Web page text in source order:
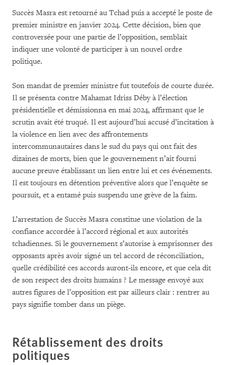
Succès Masra est retourné au Tchad puis a accepté le poste de
premier ministre en janvier 2024. Cette décision, bien que
controversée pour une partie de l’opposition, semblait
indiquer une volonté de participer à un nouvel ordre
politique.
Son mandat de premier ministre fut toutefois de courte durée.
Il se présenta contre Mahamat Idriss Déby à l’élection
présidentielle et démissionna en mai 2024, affirmant que le
scrutin avait été truqué. Il est aujourd’hui accusé d’incitation à
la violence en lien avec des affrontements
intercommunautaires dans le sud du pays qui ont fait des
dizaines de morts, bien que le gouvernement n’ait fourni
aucune preuve établissant un lien entre lui et ces événements.
Il est toujours en détention préventive alors que l’enquête se
poursuit, et a entamé puis suspendu une grève de la faim.
L’arrestation de Succès Masra constitue une violation de la
confiance accordée à l’accord régional et aux autorités
tchadiennes. Si le gouvernement s’autorise à emprisonner des
opposants après avoir signé un tel accord de réconciliation,
quelle crédibilité ces accords auront-ils encore, et que cela dit
de son respect des droits humains ? Le message envoyé aux
autres figures de l’opposition est par ailleurs clair : rentrer au
pays signifie tomber dans un piège.
Rétablissement des droits
politiques